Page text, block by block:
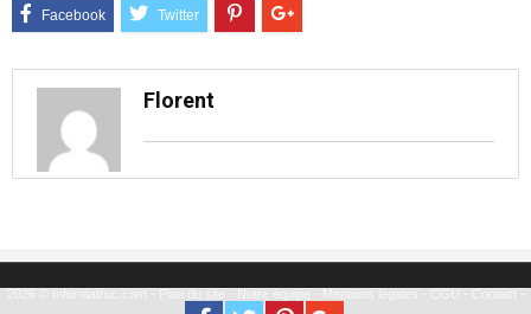
Florent
Partenariat